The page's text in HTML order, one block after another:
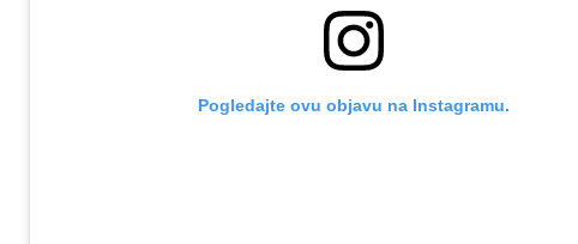
Pogledajte ovu objavu na Instagramu.